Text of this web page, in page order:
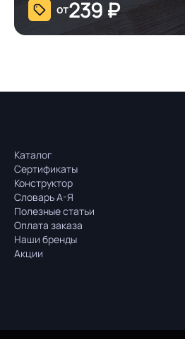
от239 ₽
Каталог
Сертификаты
Конструктор
Словарь А-Я
Полезные статьи
Оплата заказа
Наши бренды
Акции